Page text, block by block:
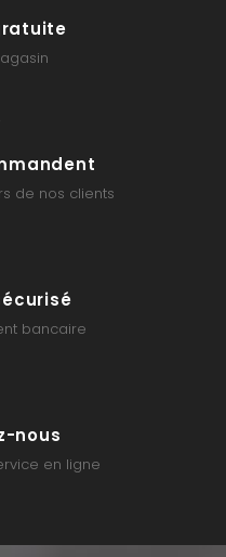
de nos clients
bancaire
nous
en ligne